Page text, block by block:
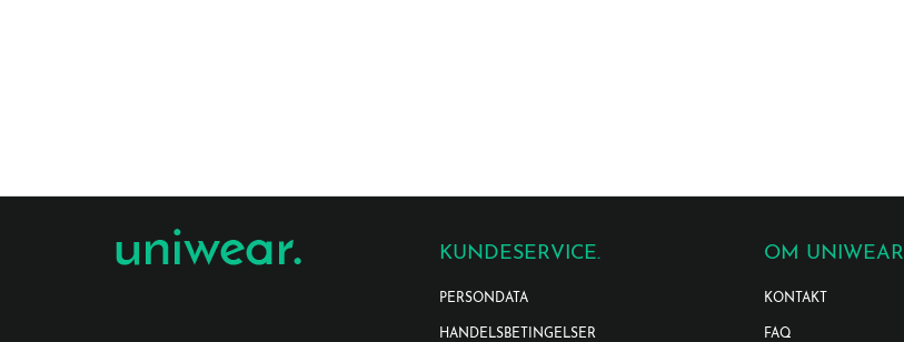
KUNDESERVICE.
PERSONDATA
HANDELSBETINGELSER
OM UNIWEAR
KONTAKT
FAQ